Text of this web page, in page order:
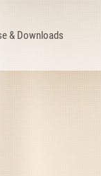
& Downloads